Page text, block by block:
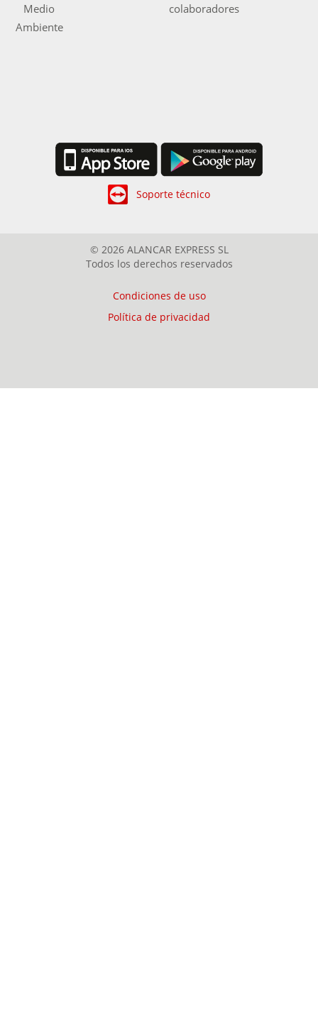
Medio
Ambiente
colaboradores
Soporte técnico
© 2026 ALANCAR EXPRESS SL
Todos los derechos reservados
Condiciones de uso
Política de privacidad